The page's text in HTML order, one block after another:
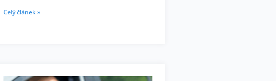
Celý článek »